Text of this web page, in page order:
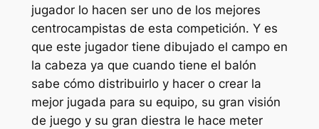
jugador lo hacen ser uno de los mejores
centrocampistas de esta competición. Y es
que este jugador tiene dibujado el campo en
la cabeza ya que cuando tiene el balón
sabe cómo distribuirlo y hacer o crear la
mejor jugada para su equipo, su gran visión
de juego y su gran diestra le hace meter